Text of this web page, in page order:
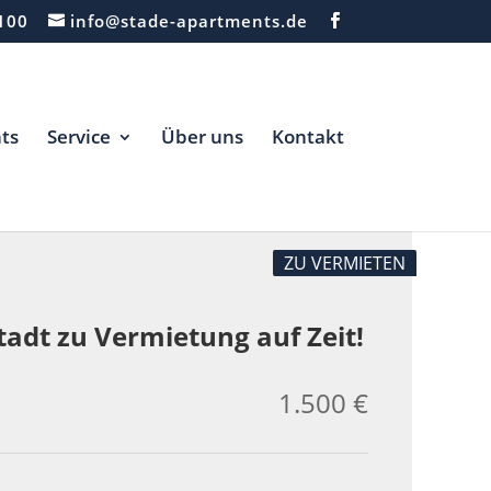
info@stade-apartments.de
Service Über uns Kontakt
ZU VERMIETEN
zu Vermietung auf Zeit!
1.500 €